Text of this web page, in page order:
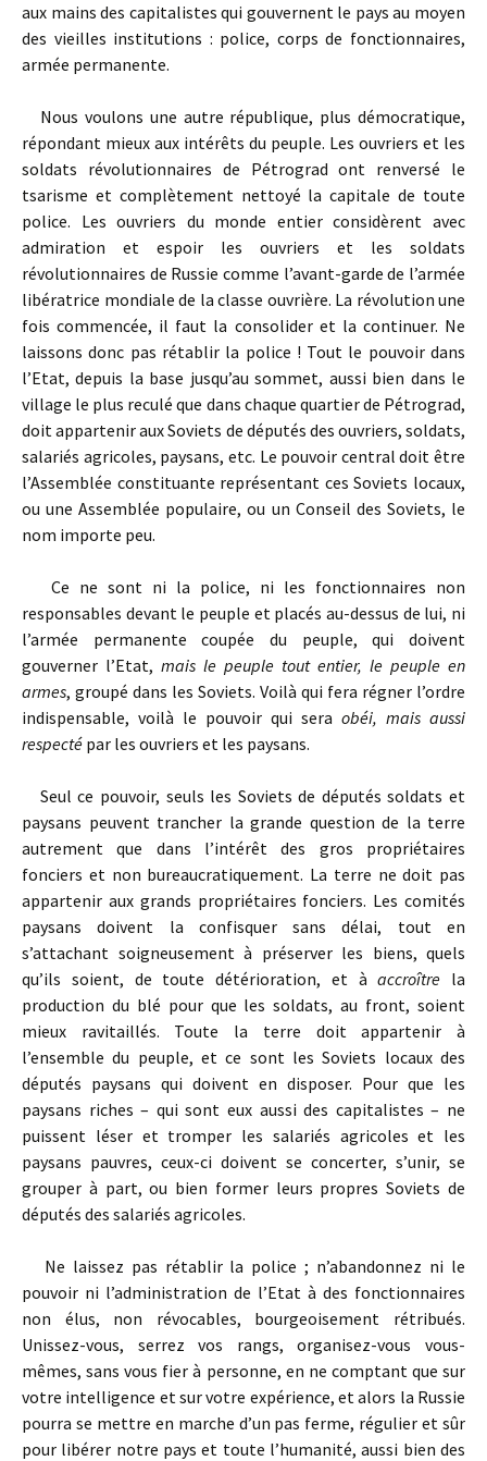
aux mains des capitalistes qui gouvernent le pays au moyen
des vieilles institutions : police, corps de fonctionnaires,
armée permanente.
Nous voulons une autre république, plus démocratique,
répondant mieux aux intérêts du peuple. Les ouvriers et les
soldats révolutionnaires de Pétrograd ont renversé le
tsarisme et complètement nettoyé la capitale de toute
police. Les ouvriers du monde entier considèrent avec
admiration et espoir les ouvriers et les soldats
révolutionnaires de Russie comme l’avant-garde de l’armée
libératrice mondiale de la classe ouvrière. La révolution une
fois commencée, il faut la consolider et la continuer. Ne
laissons donc pas rétablir la police ! Tout le pouvoir dans
l’Etat, depuis la base jusqu’au sommet, aussi bien dans le
village le plus reculé que dans chaque quartier de Pétrograd,
doit appartenir aux Soviets de députés des ouvriers, soldats,
salariés agricoles, paysans, etc. Le pouvoir central doit être
l’Assemblée constituante représentant ces Soviets locaux,
ou une Assemblée populaire, ou un Conseil des Soviets, le
nom importe peu.
Ce ne sont ni la police, ni les fonctionnaires non
responsables devant le peuple et placés au-dessus de lui, ni
l’armée permanente coupée du peuple, qui doivent
gouverner l’Etat, mais le peuple tout entier, le peuple en
armes, groupé dans les Soviets. Voilà qui fera régner l’ordre
indispensable, voilà le pouvoir qui sera obéi, mais aussi
respecté par les ouvriers et les paysans.
Seul ce pouvoir, seuls les Soviets de députés soldats et
paysans peuvent trancher la grande question de la terre
autrement que dans l’intérêt des gros propriétaires
fonciers et non bureaucratiquement. La terre ne doit pas
appartenir aux grands propriétaires fonciers. Les comités
paysans doivent la confisquer sans délai, tout en
s’attachant soigneusement à préserver les biens, quels
qu’ils soient, de toute détérioration, et àaccroître la
production du blé pour que les soldats, au front, soient
mieux ravitaillés. Toute la terre doit appartenir à
l’ensemble du peuple, et ce sont les Soviets locaux des
députés paysans qui doivent en disposer. Pour que les
paysans riches – qui sont eux aussi des capitalistes – ne
puissent léser et tromper les salariés agricoles et les
paysans pauvres, ceux-ci doivent se concerter, s’unir, se
grouper à part, ou bien former leurs propres Soviets de
députés des salariés agricoles.
Ne laissez pas rétablir la police ; n’abandonnez ni le
pouvoir ni l’administration de l’Etat à des fonctionnaires
non élus, non révocables, bourgeoisement rétribués.
Unissez-vous, serrez vos rangs, organisez-vous vous-
mêmes, sans vous fier à personne, en ne comptant que sur
votre intelligence et sur votre expérience, et alors la Russie
pourra se mettre en marche d’un pas ferme, régulier et sûr
pour libérer notre pays et toute l’humanité, aussi bien des